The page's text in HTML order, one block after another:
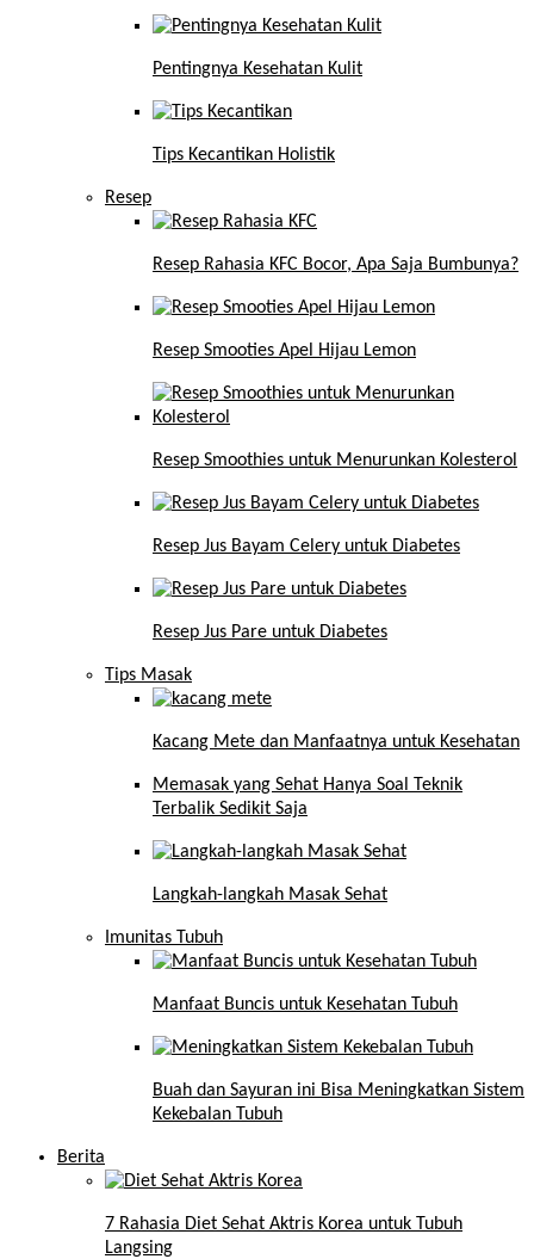
Pentingnya Kesehatan Kulit
Tips Kecantikan Holistik
Resep
Resep Rahasia KFC Bocor, Apa Saja Bumbunya?
Resep Smooties Apel Hijau Lemon
Resep Smoothies untuk Menurunkan Kolesterol
Resep Jus Bayam Celery untuk Diabetes
Resep Jus Pare untuk Diabetes
Tips Masak
Kacang Mete dan Manfaatnya untuk Kesehatan
Memasak yang Sehat Hanya Soal Teknik
Terbalik Sedikit Saja
Langkah-langkah Masak Sehat
Imunitas Tubuh
Manfaat Buncis untuk Kesehatan Tubuh
Buah dan Sayuran ini Bisa Meningkatkan Sistem
Kekebalan Tubuh
Berita
7 Rahasia Diet Sehat Aktris Korea untuk Tubuh
Langsing